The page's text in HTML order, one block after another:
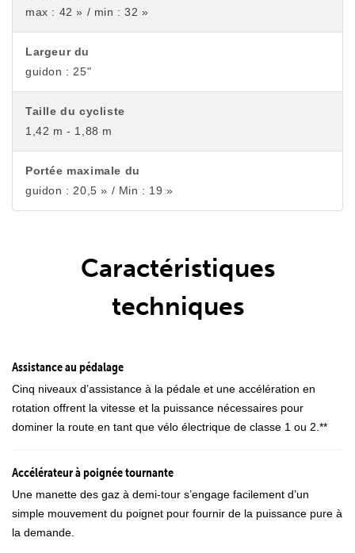
max : 42 » / min : 32 »
Largeur du
guidon : 25"
Taille du cycliste
1,42 m - 1,88 m
Portée maximale du
guidon : 20,5 » / Min : 19 »
Caractéristiques
techniques
Assistance au pédalage
Cinq niveaux d’assistance à la pédale et une accélération en
rotation offrent la vitesse et la puissance nécessaires pour
dominer la route en tant que vélo électrique de classe 1 ou 2.**
Accélérateur à poignée tournante
Une manette des gaz à demi-tour s’engage facilement d’un
simple mouvement du poignet pour fournir de la puissance pure à
la demande.